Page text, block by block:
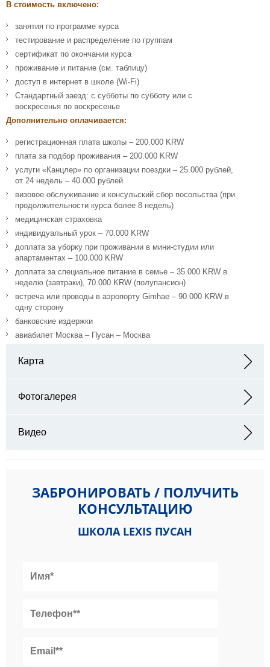
В стоимость включено:
занятия по программе курса
тестирование и распределение по группам
сертификат по окончании курса
проживание и питание (см. таблицу)
доступ в интернет в школе (Wi-Fi)
Стандартный заезд: с субботы по субботу или с
воскресенья по воскресенье
Дополнительно оплачивается:
регистрационная плата школы – 200.000 KRW
плата за подбор проживания – 200.000 KRW
услуги «Канцлер» по организации поездки – 25.000 рублей,
от 24 недель – 40.000 рублей
визовое обслуживание и консульский сбор посольства (при
продолжительности курса более 8 недель)
медицинская страховка
индивидуальный урок – 70.000 KRW
доплата за уборку при проживании в мини-студии или
апартаментах – 100.000 KRW
доплата за специальное питание в семье – 35.000 KRW в
неделю (завтраки), 70.000 KRW (полупансион)
встреча или проводы в аэропорту Gimhae – 90.000 KRW в
одну сторону
банковские издержки
авиабилет Москва – Пусан – Москва
Карта
Республика Корея
Фотогалерея
Видео
ЗАБРОНИРОВАТЬ / ПОЛУЧИТЬ
КОНСУЛЬТАЦИЮ
ШКОЛА LEXIS ПУСАН